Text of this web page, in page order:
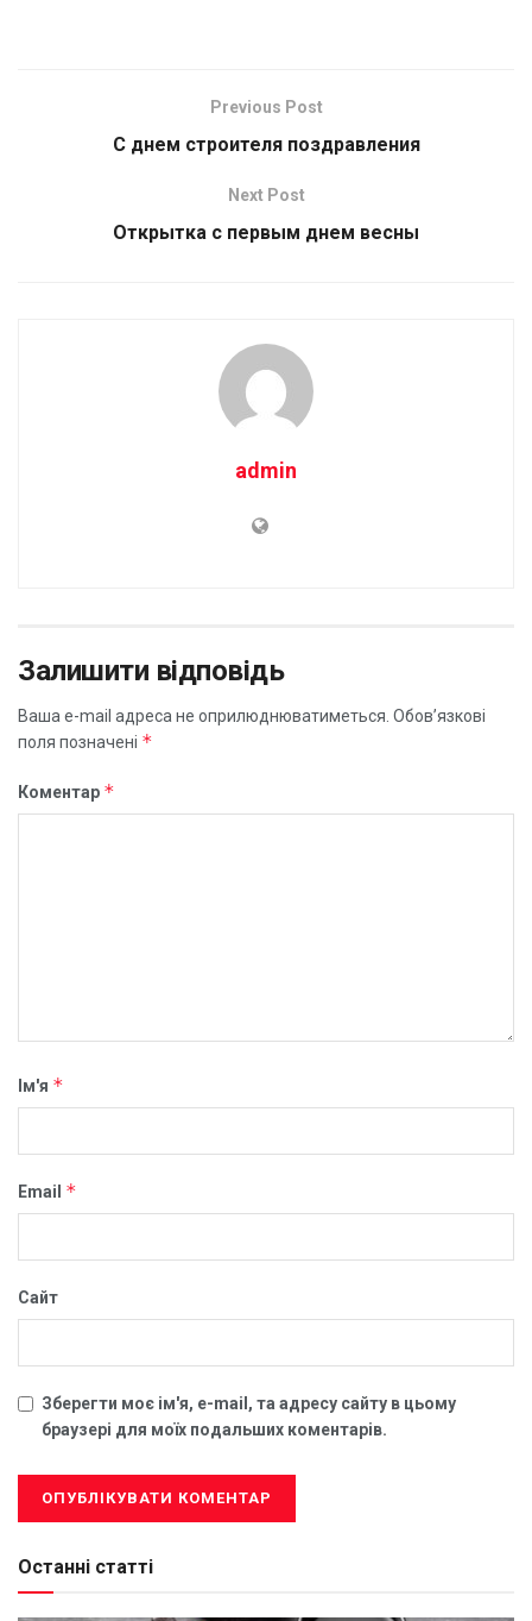
Previous Post
С днем строителя поздравления
Next Post
Открытка с первым днем весны
admin
Залишити відповідь
Ваша e-mail адреса не оприлюднюватиметься. Обов’язкові
поля позначені *
Коментар *
Ім'я *
Email *
Сайт
Зберегти моє ім'я, e-mail, та адресу сайту в цьому
браузері для моїх подальших коментарів.
Останні статті